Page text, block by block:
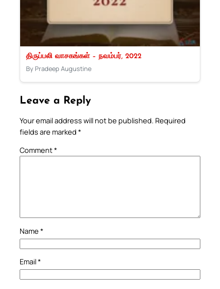
திருப்பலி வாசகங்கள் – நவம்பர், 2022
By Pradeep Augustine
Leave a Reply
Your email address will not be published. Required
fields are marked *
Comment*
Name *
Email*